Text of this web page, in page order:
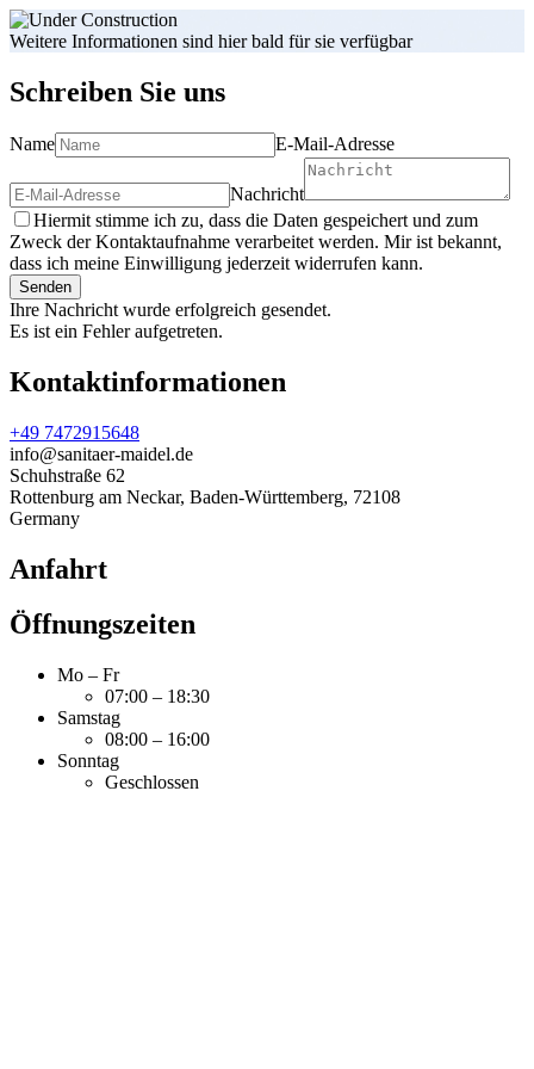
Weitere Informationen sind hier bald für sie verfügbar
Schreiben Sie uns
Name E-Mail-Adresse
Nachricht
Hiermit stimme ich zu, dass die Daten gespeichert und zum
Zweck der Kontaktaufnahme verarbeitet werden. Mir ist bekannt,
dass ich meine Einwilligung jederzeit widerrufen kann.
Senden
Ihre Nachricht wurde erfolgreich gesendet.
Es ist ein Fehler aufgetreten.
Kontaktinformationen
+49 7472915648
info@sanitaer-maidel.de
Schuhstraße 62
Rottenburg am Neckar, Baden-Württemberg, 72108
Germany
Anfahrt
Öffnungszeiten
Mo – Fr
07:00 – 18:30
Samstag
08:00 – 16:00
Sonntag
Geschlossen